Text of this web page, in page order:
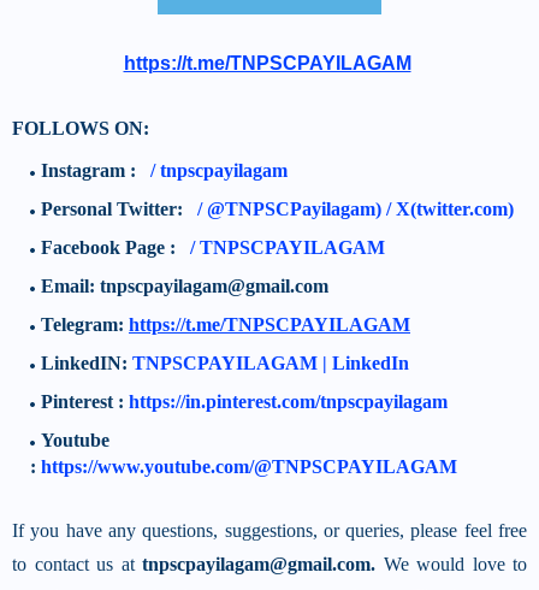
https://t.me/TNPSCPAYILAGAM
FOLLOWS ON:
Instagram : /tnpscpayilagam
Personal Twitter:
/@TNPSCPayilagam) / X(twitter.com)
Facebook Page : / TNPSCPAYILAGAM
Email: tnpscpayilagam@gmail.com
Telegram: https://t.me/TNPSCPAYILAGAM
LinkedIN: TNPSCPAYILAGAM | LinkedIn
Pinterest : https://in.pinterest.com/tnpscpayilagam
Youtube
: https://www.youtube.com/@TNPSCPAYILAGAM
If you have any questions, suggestions, or queries, please feel free
to contact us at tnpscpayilagam@gmail.com. We would love to